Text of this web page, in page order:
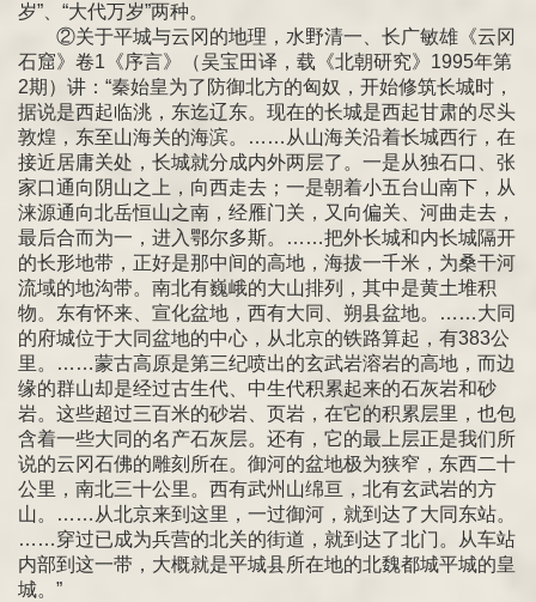
岁”、“大代万岁”两种。
②关于平城与云冈的地理，水野清一、长广敏雄《云冈
石窟》卷1《序言》（吴宝田译，载《北朝研究》1995年第
2期）讲：“秦始皇为了防御北方的匈奴，开始修筑长城时，
据说是西起临洮，东迄辽东。现在的长城是西起甘肃的尽头
敦煌，东至山海关的海滨。……从山海关沿着长城西行，在
接近居庸关处，长城就分成内外两层了。一是从独石口、张
家口通向阴山之上，向西走去；一是朝着小五台山南下，从
涞源通向北岳恒山之南，经雁门关，又向偏关、河曲走去，
最后合而为一，进入鄂尔多斯。……把外长城和内长城隔开
的长形地带，正好是那中间的高地，海拔一千米，为桑干河
流域的地沟带。南北有巍峨的大山排列，其中是黄土堆积
物。东有怀来、宣化盆地，西有大同、朔县盆地。……大同
的府城位于大同盆地的中心，从北京的铁路算起，有383公
里。……蒙古高原是第三纪喷出的玄武岩溶岩的高地，而边
缘的群山却是经过古生代、中生代积累起来的石灰岩和砂
岩。这些超过三百米的砂岩、页岩，在它的积累层里，也包
含着一些大同的名产石灰层。还有，它的最上层正是我们所
说的云冈石佛的雕刻所在。御河的盆地极为狭窄，东西二十
公里，南北三十公里。西有武州山绵亘，北有玄武岩的方
山。……从北京来到这里，一过御河，就到达了大同东站。
……穿过已成为兵营的北关的街道，就到达了北门。从车站
内部到这一带，大概就是平城县所在地的北魏都城平城的皇
城。”